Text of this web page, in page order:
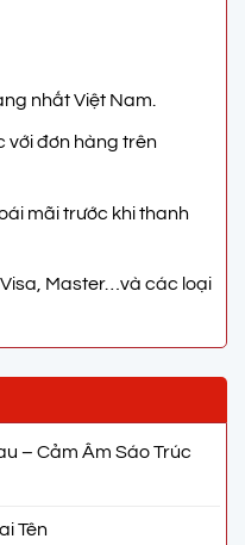
nhất Việt Nam.
với đơn hàng trên
mãi trước khi thanh
Master…và các loại
– Cảm Âm Sáo Trúc
Tên